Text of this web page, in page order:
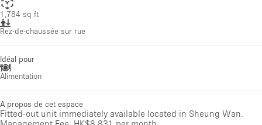
1,784 sq ft
Rez-de-chaussée sur rue
Idéal pour
Alimentation
A propos de cet espace
Fitted-out unit immediately available located in Sheung Wan.